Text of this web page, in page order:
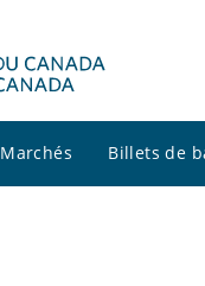
Marchés Billets de